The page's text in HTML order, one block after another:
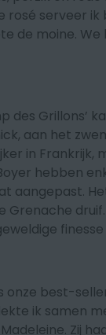
rosé serveer
de moine.
des Grillons’
aan het
in Frankrijk,
hebben
aangepast.
Grenache
onze best-
ik samen
Zij